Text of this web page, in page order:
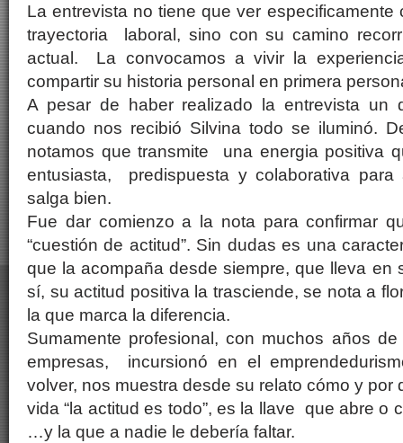
La entrevista no tiene que ver
trayectoria laboral, sino con su camino
actual. La convocamos a vivir la
compartir su historia personal en primera
A pesar de haber realizado la entrevista un
cuando nos recibió Silvina todo se iluminó.
notamos que transmite una energia positiva
entusiasta, predispuesta y colaborativa
salga bien.
Fue dar comienzo a la nota para confirmar
“cuestión de actitud”. Sin dudas es una
que la acompaña desde siempre, que lleva en
sí, su actitud positiva la trasciende, se nota a
la que marca la diferencia.
Sumamente profesional, con muchos años
empresas, incursionó en el
volver, nos muestra desde su relato cómo y por
vida “la actitud es todo”, es la llave que abre o
…y la que a nadie le debería faltar.